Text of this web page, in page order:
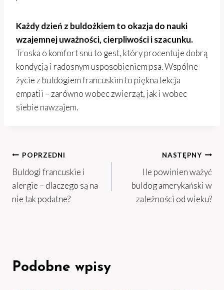
Każdy dzień z buldożkiem to okazja do nauki
wzajemnej uważności, cierpliwości i szacunku.
Troska o komfort snu to gest, który procentuje dobrą
kondycją i radosnym usposobieniem psa. Wspólne
życie z buldogiem francuskim to piękna lekcja
empatii – zarówno wobec zwierząt, jak i wobec
siebie nawzajem.
Nawigacja
wpisu
POPRZEDNI
Buldogi francuskie i
alergie – dlaczego są na
nie tak podatne?
NASTĘPNY
Ile powinien ważyć
buldog amerykański w
zależności od wieku?
Podobne wpisy